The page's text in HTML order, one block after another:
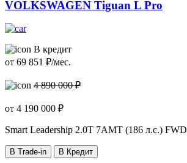
VOLKSWAGEN Tiguan L Pro
В кредит
от 69 851 ₽/мес.
4 890 000 ₽
от 4 190 000 ₽
Smart Leadership 2.0T 7AMT (186 л.с.) FWD
В Trade-in В Кредит